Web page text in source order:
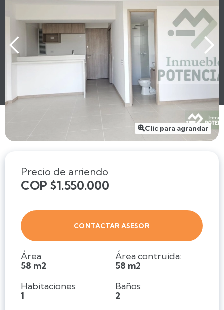
Clic para agrandar
Precio de arriendo
COP $1.550.000
CONTACTAR ASESOR
Área:
58 m2
Área contruida:
58 m2
Habitaciones:
1
Baños:
2